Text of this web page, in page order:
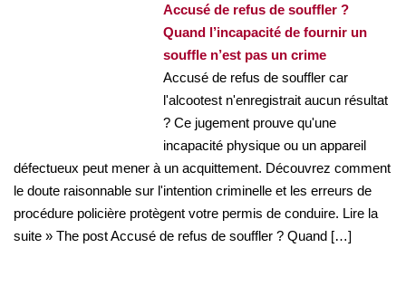
Accusé de refus de souffler ?
Quand l’incapacité de fournir un
souffle n’est pas un crime
Accusé de refus de souffler car
l'alcootest n'enregistrait aucun résultat
? Ce jugement prouve qu'une
incapacité physique ou un appareil
défectueux peut mener à un acquittement. Découvrez comment
le doute raisonnable sur l'intention criminelle et les erreurs de
procédure policière protègent votre permis de conduire. Lire la
suite » The post Accusé de refus de souffler ? Quand […]